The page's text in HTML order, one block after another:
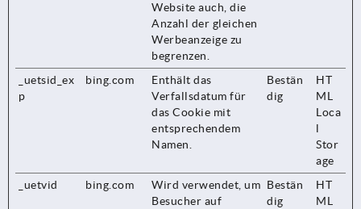
Website auch, die
Anzahl der gleichen
Werbeanzeige zu
begrenzen.
_uetsid_ex
p
bing.com
Enthält das
Verfallsdatum für
das Cookie mit
entsprechendem
Namen.
Bestän
dig
HT
ML
Loca
l
Stor
age
_uetvid
bing.com
Wird verwendet, um
Besucher auf
Bestän
dig
HT
ML